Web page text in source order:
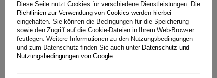
Mont Blanc AMC 5400 AERO Aluminium-Dachgepäckträger
für herkömmliche Reling
237,80 €inkl. MwSt
Diese Seite nutzt Cookies für verschiedene Dienstleistungen. Die
Richtlinien zur Verwendung von Cookies werden hierbei
eingehalten. Sie können die Bedingungen für die Speicherung
sowie den Zugriff auf die Cookie-Dateien in Ihrem Web-Browser
festlegen. Weitere Informationen zu den Nutzungsbedingungen
und zum Datenschutz finden Sie auch unter Datenschutz und
Nutzungsbedingungen von Google.